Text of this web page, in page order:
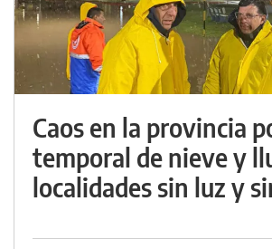
Caos en la provincia
temporal de nieve y
localidades sin luz y